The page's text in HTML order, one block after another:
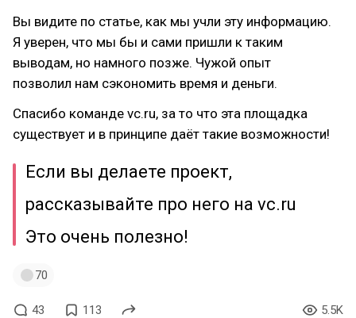
Вы видите по статье, как мы учли эту информацию.
Я уверен, что мы бы и сами пришли к таким
выводам, но намного позже. Чужой опыт
позволил нам сэкономить время и деньги.
Спасибо команде vc.ru, за то что эта площадка
существует и в принципе даёт такие возможности!
Если вы делаете проект,
рассказывайте про него на vc.ru
Это очень полезно!
70
43 113 5.5K